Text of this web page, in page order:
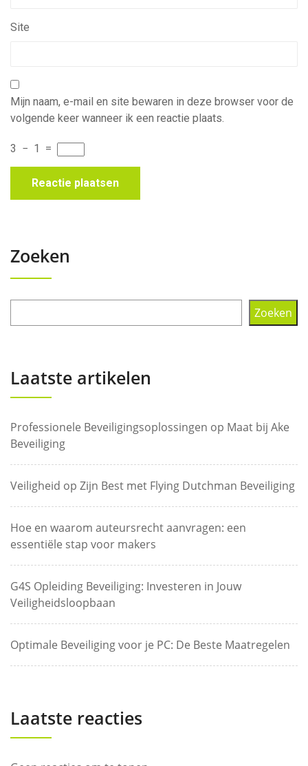
Site
Mijn naam, e-mail en site bewaren in deze browser voor de
volgende keer wanneer ik een reactie plaats.
3 − 1 =
Zoeken
Zoeken
Laatste artikelen
Professionele Beveiligingsoplossingen op Maat bij Ake
Beveiliging
Veiligheid op Zijn Best met Flying Dutchman Beveiliging
Hoe en waarom auteursrecht aanvragen: een
essentiële stap voor makers
G4S Opleiding Beveiliging: Investeren in Jouw
Veiligheidsloopbaan
Optimale Beveiliging voor je PC: De Beste Maatregelen
Laatste reacties